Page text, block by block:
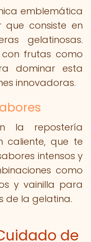
emblemática
consiste en
gelatinosas.
con frutas como
dominar esta
innovadoras.
la repostería
caliente, que te
intensos y
como
y vainilla para
de la gelatina.
de